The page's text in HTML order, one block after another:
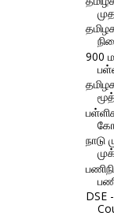
900
நாடு
DSE